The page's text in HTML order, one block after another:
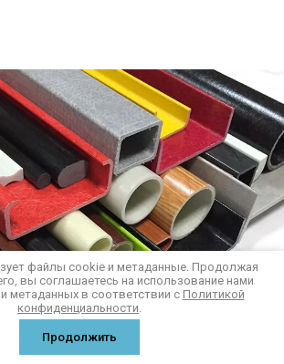
файлы cookie и метаданные. Продолжая
вы соглашаетесь на использование нами
метаданных в соответствии с Политикой
конфиденциальности.
Продолжить